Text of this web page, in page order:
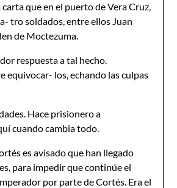
que en el puerto de Vera Cruz,
tro soldados, entre ellos Juan
de Moctezuma.
respuesta a tal hecho.
equivocar- los, echando las culpas
Hace prisionero a
cuando cambia todo.
es avisado que han llegado
para impedir que continúe el
por parte de Cortés. Era el